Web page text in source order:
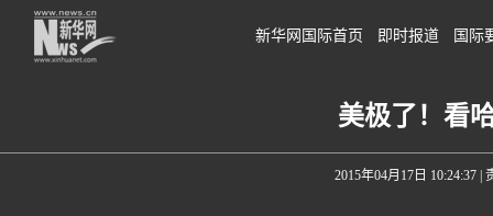
新华网国际首页 即时报道 国际
美极了！看
2015年04月17日 10:24:37|